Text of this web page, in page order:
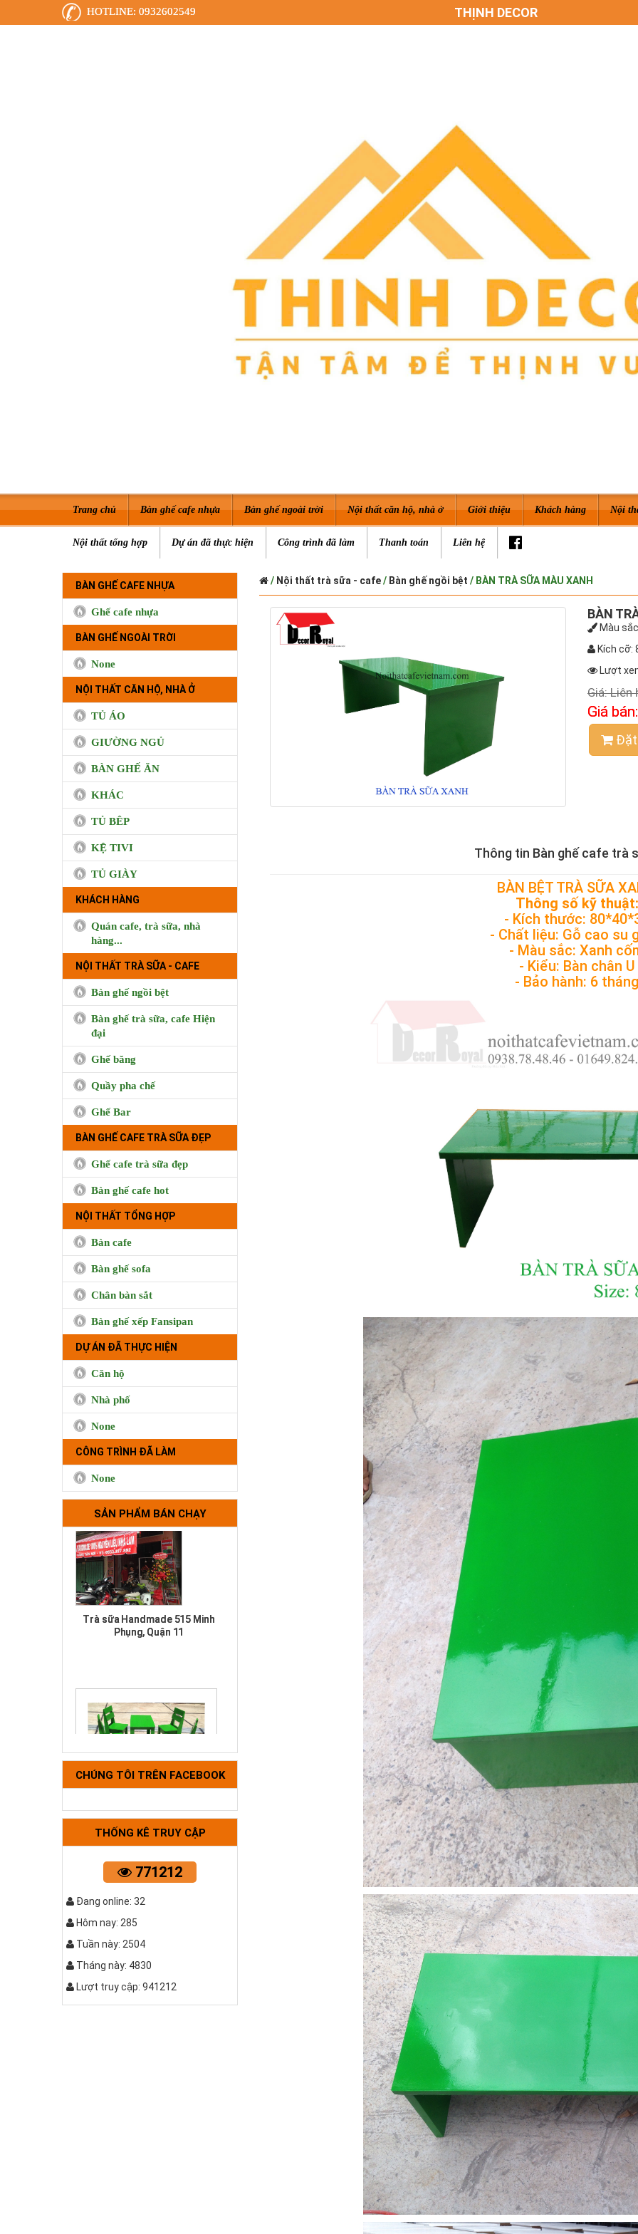
HOTLINE: 0932602549 THỊNH DECOR - TẬN TÂM ĐỂ THỊNH VƯỢNG
Trang chủ Bàn ghế cafe nhựa Bàn ghế ngoài trời Nội thất căn hộ, nhà ở Giới thiệu Khách hàng Nội
Nội thất tổng hợp Dự án đã thực hiện Công trình đã làm Thanh toán Liên hệ
BÀN GHẾ CAFE NHỰA
Ghế cafe nhựa
BÀN GHẾ NGOÀI TRỜI
None
NỘI THẤT CĂN HỘ, NHÀ Ở
TỦ ÁO
GIƯỜNG NGỦ
BÀN GHẾ ĂN
KHÁC
TỦ BÊP
KỆ TIVI
TỦ GIÀY
KHÁCH HÀNG
Quán cafe, trà sữa, nhà
hàng...
NỘI THẤT TRÀ SỮA - CAFE
Bàn ghế ngồi bệt
Bàn ghế trà sữa, cafe Hiện
đại
Ghế băng
Quầy pha chế
Ghế Bar
BÀN GHẾ CAFE TRÀ SỮA ĐẸP
Ghế cafe trà sữa đẹp
Bàn ghế cafe hot
NỘI THẤT TỔNG HỢP
Bàn cafe
Bàn ghế sofa
Chân bàn sắt
Bàn ghế xếp Fansipan
DỰ ÁN ĐÃ THỰC HIỆN
Căn hộ
Nhà phố
None
CÔNG TRÌNH ĐÃ LÀM
None
SẢN PHẨM BÁN CHẠY
BUI COFFEE
Cà phê Boong, 50 Lê Quốc
Hưng, Quận 4
Trà sữa Handmade 515 Minh
Phụng, Quận 11
Bộ tựa lưng xanh cốm
Bàn bệt kiểu da báo
CHÚNG TÔI TRÊN FACEBOOK
THỐNG KÊ TRUY CẬP
771212
Đang online: 32
Hôm nay: 285
Tuần này: 2504
Tháng này: 4830
Lượt truy cập: 941212
/ Nội thất trà sữa - cafe/ Bàn ghế ngồi bệt / BÀN TRÀ SỮA MÀU XANH
BÀN
Màu
Kích cỡ:
Lượt
Giá:Liên
Giá
Đặt
Thông tin Bàn ghế cafe trà
BÀN BỆT TRÀ SỮA
Thông số kỹ thuật:
- Kích thước:
- Chất liệu: Gỗ cao su
- Màu sắc: Xanh
- Kiểu: Bàn chân U
- Bảo hành: 6